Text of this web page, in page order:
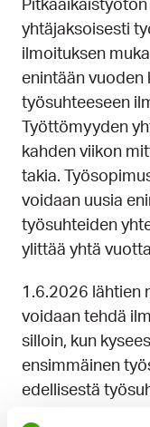
yhtäjaksoisesti
ilmoituksen
enintään vuoden
työsuhteeseen
Työttömyyden
kahden viikon
takia.
voidaan uusia
työsuhteiden
ylittää yhtä
1.6.2026 lähtien
voidaan tehdä
silloin, kun
ensimmäinen
edellisestä